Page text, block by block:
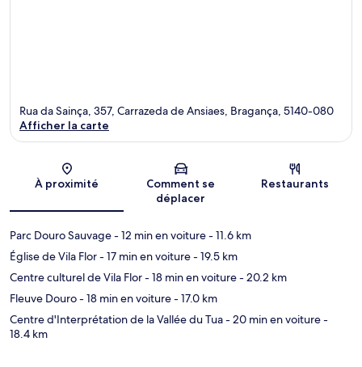
Carte
Rua da Sainça, 357, Carrazeda de Ansiaes, Bragança, 5140-080
Afficher la carte
À proximité
Comment se
déplacer
Restaurants
Parc Douro Sauvage- 12 min en voiture- 11.6 km
Église de Vila Flor- 17 min en voiture- 19.5 km
Centre culturel de Vila Flor- 18 min en voiture- 20.2 km
Fleuve Douro- 18 min en voiture- 17.0 km
Centre d'Interprétation de la Vallée du Tua- 20 min en voiture-
18.4 km